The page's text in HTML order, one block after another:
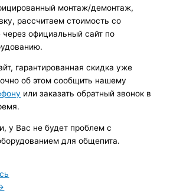
монтаж/демонтаж,
рассчитаем стоимость со
через официальный сайт по
гарантированная скидка уже
об этом сообщить нашему
или заказать обратный звонок в
у Вас не будет проблем с
для общепита.